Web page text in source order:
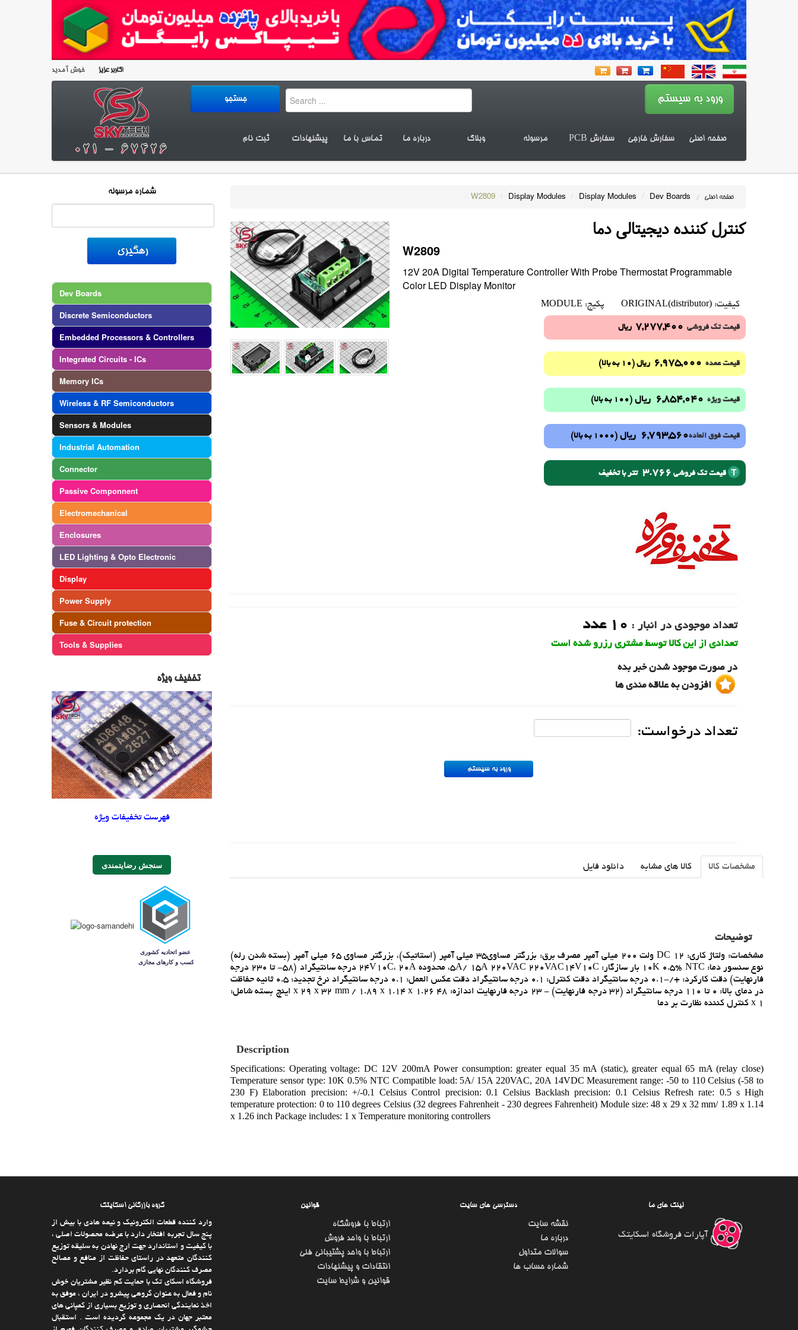
کاربر عزیزخوش آمدید!
صفحه اصلی سفارش خارجی سفارش PCB مرسوله وبلاگ درباره ما تماس با ما پیشنهادات ثبت نام
شماره مرسوله
Dev Boards
Discrete Semiconductors
Embedded Processors & Controllers
Integrated Circuits - ICs
Memory ICs
Wireless & RF Semiconductors
Sensors & Modules
Industrial Automation
Connector
Passive Componnent
Electromechanical
Enclosures
LED Lighting & Opto Electronic
Display
Power Supply
Fuse & Circuit protection
Tools & Supplies
تخفیف ویژه
فهرست تخفیفات ویژه
سنجش رضایتمندی
صفحه اصلی /
Dev Boards
/
Display Modules
/
Display Modules
/
W2809
کنترل کننده دیجیتالی دما
W2809
12V 20A Digital Temperature Controller With Probe Thermostat Programmable
Color LED Display Monitor
کیفیت: ORIGINAL(distributor) پکیج: MODULE
قیمت تک فروشی 7,277,400 ریال
قیمت عمده 6,975,000 ریال (10 به بالا)
قیمت ویژه 6,854,040 ریال (100 به بالا)
قیمت فوق العاده6,793,560 ریال (1000 به بالا)
قیمت تک فروشی 3.766 تتر با تخفیف
تعداد موجودی در انبار : 10 عدد
تعدادی از این کالا توسط مشتری رزرو شده است
در صورت موجود شدن خبر بده
افزودن به علاقه مندی ها
تعداد درخواست:
مشخصات کالا کالا های مشابه دانلود فایل
توضیحات
مشخصات: ولتاژ کاري: DC 12 ولت 200 ميلي آمپر مصرف برق: بزرگتر مساوي35 ميلي آمپر (استاتيک)، بزرگتر مساوي 65 ميلي آمپر (بسته شدن رله)
نوع سنسور دما: 10K 0.5% NTC بار سازگار: 5A/ 15A 220VAC 220VAC14V10C، محدوده 24V10C، 20A درجه سانتيگراد (58- تا 230 درجه
فارنهايت) دقت کارکرد: +/-0.1 درجه سانتيگراد دقت کنترل: 0.1 درجه سانتيگراد دقت عکس العمل: 0.1 درجه سانتيگراد نرخ تجديد: 0.5 ثانيه حفاظت
در دماي بالا: 0 تا 110 درجه سانتيگراد (32 درجه فارنهايت) - 23 درجه فارنهايت اندازه: 48 x 29 x 32 mm / 1.89 x 1.14 x 1.26 اينچ بسته شامل:
1 x کنترل کننده نظارت بر دما
Description
Specifications: Operating voltage: DC 12V 200mA Power consumption: greater equal 35 mA (static), greater equal 65 mA (relay close)
Temperature sensor type: 10K 0.5% NTC Compatible load: 5A/ 15A 220VAC, 20A 14VDC Measurement range: -50 to 110 Celsius (-58 to
230 F) Elaboration precision: +/-0.1 Celsius Control precision: 0.1 Celsius Backlash precision: 0.1 Celsius Refresh rate: 0.5 s High
temperature protection: 0 to 110 degrees Celsius (32 degrees Fahrenheit - 230 degrees Fahrenheit) Module size: 48 x 29 x 32 mm/ 1.89 x 1.14
x 1.26 inch Package includes: 1 x Temperature monitoring controllers
گروه بازرگانی اسکایتک
وارد كننده قطعات الکترونیک و نیمه هادی با بیش از
پنج سال تجربه افتخار دارد با عرضه محصولات اصلی ،
با كیفیت و استاندارد جهت ارج نهادن به سلیقه توزیع
كنندگان متعهد در راستای حفاظت از منافع و مصالح
مصرف كنندگان نهایی گام بردارد.
فروشگاه اسکای تک با حمایت كم نظیر مشتریان خوش
نام و فعال به عنوان گروهی پیشرو در ایران ، موفق به
اخذ نمایندگی انحصاری و توزیع بسیاری از كمپانی های
معتبر جهان در یك مجموعه گردیده است . استقبال
قوانین
ارتباط با فروشگاه
ارتباط با واحد فروش
ارتباط با واحد پشتیبانی فنی
انتقادات و پیشنهادات
قوانین و شرایط سایت
دسترسی های سایت
نقشه سایت
درباره ما
سوالات متداول
شماره حساب ها
لینک های ما
آپارات فروشگاه اسکایتک